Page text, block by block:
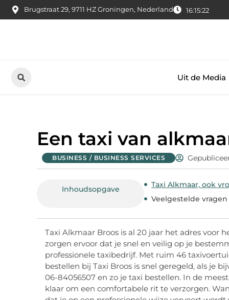
Brugstraat 29, 9711 HZ Groningen, Nederland 16:15:23
Uit de Media
Een taxi van
BUSINESS / BUSINESS SERVICES
Inhoudsopgave
Taxi Alkmaar, ook
Veelgestelde vragen
Taxi Alkmaar Broos is al 20 jaar het adres voor
zorgen ervoor dat je snel en veilig op je
professionele taxibedrijf. Met ruim 46
bestellen bij Taxi Broos is snel geregeld, als je
06-84056507 en zo je taxi bestellen. In de
klaar om een comfortabele rit te verzorgen.